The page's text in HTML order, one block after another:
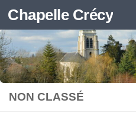
Skip to content
Chapelle Crécy
NON CLASSÉ